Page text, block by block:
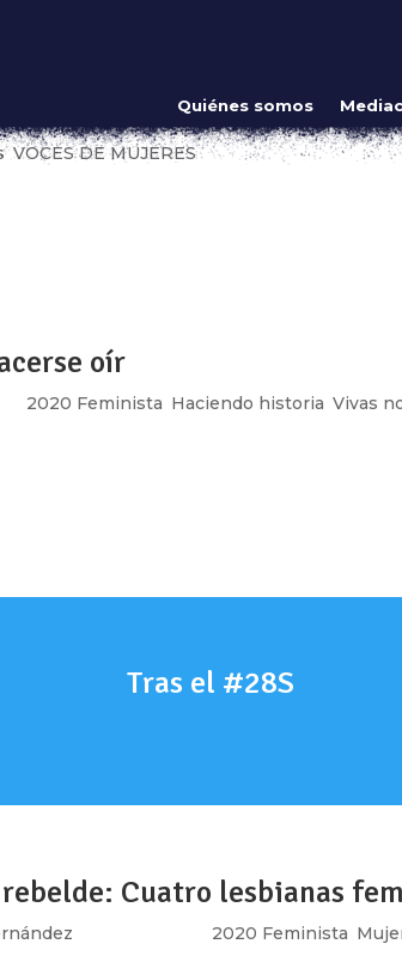
Quiénes somos
mujeres en el Cablebús
|FEMINISMOS,LUCHADORAS,Mujeres
,VOCES DE MUJERES
oír
2020 Feminista Haciendo historia ,Vivas
Tras el #28S
Cuatro lesbianas
2020 Feminista